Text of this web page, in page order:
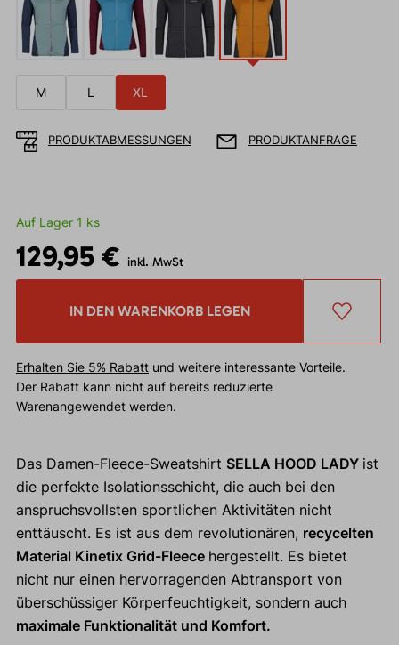
M L XL
PRODUKTABMESSUNGEN PRODUKTANFRAGE
Auf Lager 1 ks
129,95 € inkl. MwSt
IN DEN WARENKORB LEGEN
Erhalten Sie 5% Rabattund weitere interessante Vorteile.
Der Rabatt kann nicht auf bereits reduzierte
Warenangewendet werden.
Das Damen-Fleece-Sweatshirt SELLA HOOD LADY ist
die perfekte Isolationsschicht, die auch bei den
anspruchsvollsten sportlichen Aktivitäten nicht
enttäuscht. Es ist aus dem revolutionären, recycelten
Material Kinetix Grid-Fleece hergestellt. Es bietet
nicht nur einen hervorragenden Abtransport von
überschüssiger Körperfeuchtigkeit, sondern auch
maximale Funktionalität und Komfort.